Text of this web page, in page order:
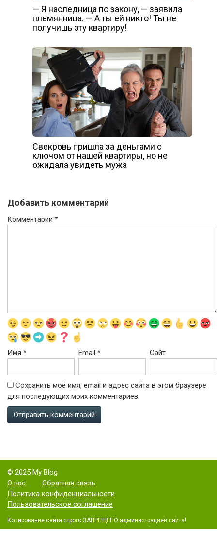
— Я наследница по закону, — заявила
племянница. — А ты ей никто! Ты не
получишь эту квартиру!
Свекровь пришла за деньгами с
ключом от нашей квартиры, но не
ожидала увидеть мужа
Добавить комментарий
Комментарий *
Имя * Email* Сайт
Сохранить моё имя, email и адрес сайта в этом браузере
для последующих моих комментариев.
© 2025 My Blog
О нас
Обратная связь
Политика конфиденциальности
Пользовательское соглашение
Копирование сайта строго ЗАПРЕЩЕНО администрацией сайта!